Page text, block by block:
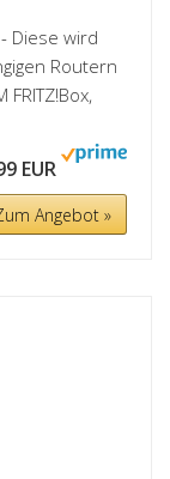
- Diese wird
Routern
FRITZ!Box,
EUR
Angebot »